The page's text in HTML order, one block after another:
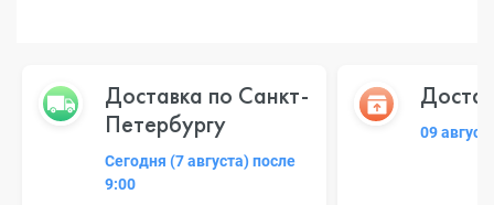
Доставка по Санкт-
Петербургу
Сегодня (7 августа) после
9:00
09